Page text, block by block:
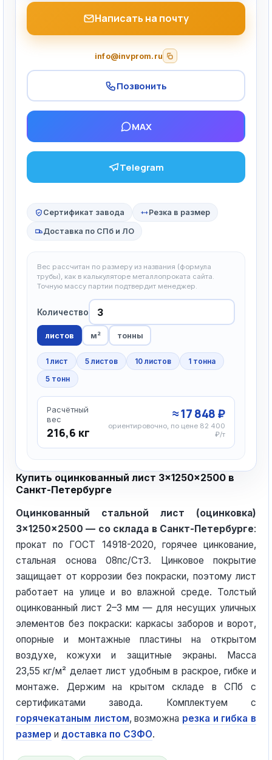
Написать на почту
info@invprom.ru
Позвонить
MAX
Telegram
Сертификат завода Резка в размер
Доставка по СПб и ЛО
Вес рассчитан по размеру из названия (формула
трубы), как в калькуляторе металлопроката сайта.
Точную массу партии подтвердит менеджер.
Количество
листов м² тонны
1 лист 5 листов 10 листов
1 тонна
5 тонн
Расчётный
вес
216,6 кг
≈ 17 848 ₽
ориентировочно, по цене 82 400
₽/т
Купить оцинкованный лист 3×1250×2500 в
Санкт-Петербурге
Оцинкованный стальной лист (оцинковка)
3×1250×2500 — со склада в Санкт-Петербурге:
прокат по ГОСТ 14918-2020, горячее цинкование,
стальная основа 08пс/Ст3. Цинковое покрытие
защищает от коррозии без покраски, поэтому лист
работает на улице и во влажной среде. Толстый
оцинкованный лист 2–3 мм — для несущих уличных
элементов без покраски: каркасы заборов и ворот,
опорные и монтажные пластины на открытом
воздухе, кожухи и защитные экраны. Масса
23,55 кг/м² делает лист удобным в раскрое, гибке и
монтаже. Держим на крытом складе в СПб с
сертификатами завода. Комплектуем с
горячекатаным листом, возможна резка и гибка в
размер и доставка по СЗФО.